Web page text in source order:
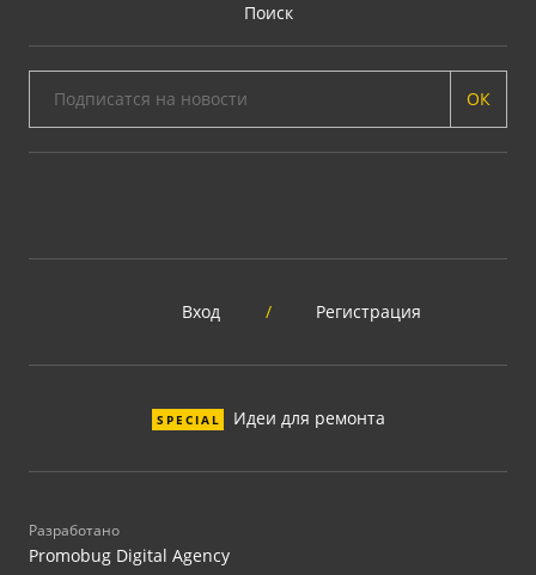
Поиск
ОК
Вход / Регистрация
SPECIAL Идеи для ремонта
Разработано
Promobug Digital Agency